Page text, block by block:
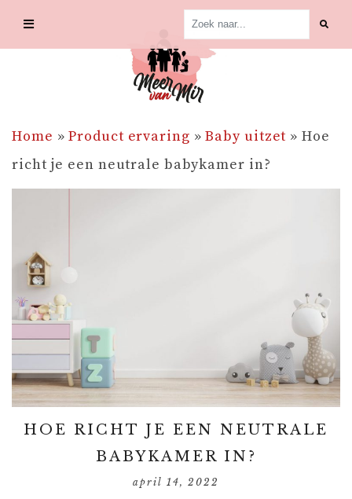
Home »Product ervaring »Baby uitzet »Hoe
richt je een neutrale babykamer in?
HOE RICHT JE EEN NEUTRALE
BABYKAMER IN?
april 14, 2022